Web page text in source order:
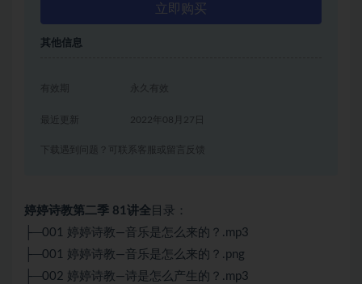
立即购买
其他信息
有效期 永久有效
2022年08月27日
下载遇到问题？可联系客服或留言反馈
婷婷诗教第二季 81讲全 目录：
├─001 婷婷诗教—音乐是怎么来的？.mp3
├─001 婷婷诗教—音乐是怎么来的？.png
├─002 婷婷诗教—诗是怎么产生的？.mp3